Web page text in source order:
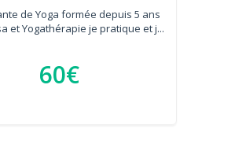
de Yoga formée depuis 5 ans
et Yogathérapie je pratique et j...
60€